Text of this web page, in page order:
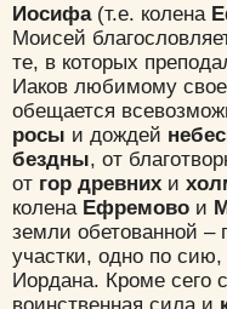
Иосифа(т.е. колена
Моисей
те, в которых
Иаков любимому
обещается
росы и дождей
бездны, от
от гор древних и
колена Ефремово и
земли обетованной –
участки, одно по сию,
Иордана. Кроме сего
воинственная сила и